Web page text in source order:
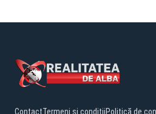
ContactTermeni și condițiiPolitică de